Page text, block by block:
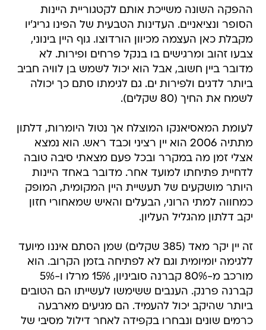
ההפקה השונה משייכת אותם לקטגוריית היינות
הסופר ונציאניים. העדינות הטבעית של הפינו גריג'יו
מקבלת כאן העצמה מכיוון הורדוצו. גוף היין בינוני,
צבעו זהוב ומרגישים בו בנקל פרחים ופירות. לא
מדובר ביין חשוב, אבל הוא יכול לשמש בן לוויה חביב
ביותר לדגים ולפירות ים. גם לגימתו סתם כך יכולה
לשמח את החיך (80 שקלים).
לעומת המאסיאנקו המוצלח אך נטול היומרות, דלתון
מתתיה 2006 הוא יין רציני וכבד ראש. הוא נמצא
אצלי זמן מה במקרר ובכל פעם מצאתי סיבה טובה
לדחיית פתיחתו למועד אחר. מדובר באחד היינות
היותר מושקעים של תעשיית היין המקומית, המופק
כמחווה למתי הרוני, הבעלים והאיש שמאחורי חזון
יקב דלתון מהגליל העליון.
זה יין יקר מאד (385 שקלים) שמן הסתם איננו מיועד
ללגימה יומיומית וגם לא לפתיחה בזמן הקרוב. הוא
מורכב מ-80% קברנה סוביניון, 15% מרלו ו-5%
קברנה פרנק. הענבים ששימשו לעשייתו הם הטובים
ביותר שהיקב יכול להעמיד. הם מגיעים מארבעה
כרמים שונים ונבחרו בקפידה לאחר דילול מסיבי של